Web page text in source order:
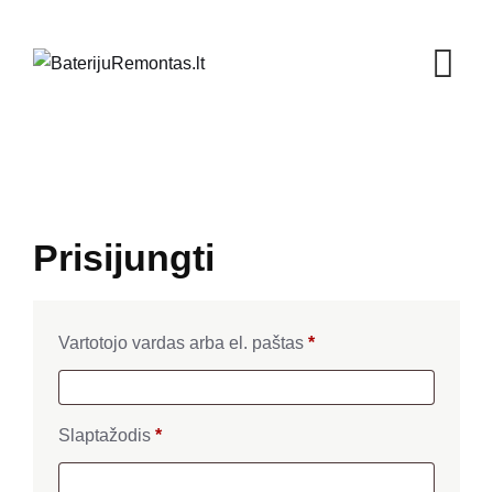
content
Prisijungti
Vartotojo vardas arba el. paštas *Privalomas
Slaptažodis *Privalomas